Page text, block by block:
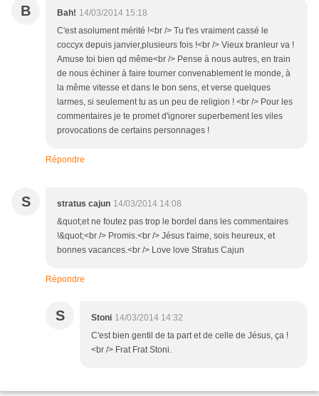
B Bah! 14/03/2014 15:18
C'est asolument mérité !<br /> Tu t'es vraiment cassé le
coccyx depuis janvier,plusieurs fois !<br /> Vieux branleur va !
Amuse toi bien qd même<br /> Pense à nous autres, en train
de nous échiner à faire tourner convenablement le monde, à
la même vitesse et dans le bon sens, et verse quelques
larmes, si seulement tu as un peu de religion ! <br /> Pour les
commentaires je te promet d'ignorer superbement les viles
provocations de certains personnages !
Répondre
S stratus cajun 14/03/2014 14:08
&quot;et ne foutez pas trop le bordel dans les commentaires
!&quot;<br /> Promis.<br /> Jésus t'aime, sois heureux, et
bonnes vacances.<br /> Love love Stratus Cajun
Répondre
S Stoni 14/03/2014 14:32
C'est bien gentil de ta part et de celle de Jésus, ça !
<br /> Frat Frat Stoni.